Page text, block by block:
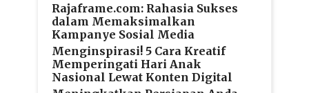
Rajaframe.com: Rahasia Sukses
dalam Memaksimalkan
Kampanye Sosial Media
Menginspirasi! 5 Cara Kreatif
Memperingati Hari Anak
Nasional Lewat Konten Digital